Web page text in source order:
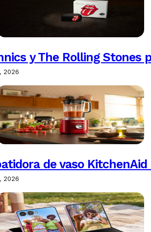
y The Rolling Stones
2026
de vaso
2026